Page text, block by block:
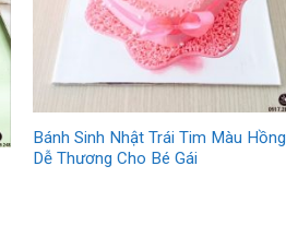
Bánh Sinh Nhật Trái Tim Màu Hồng
Dễ Thương Cho Bé Gái